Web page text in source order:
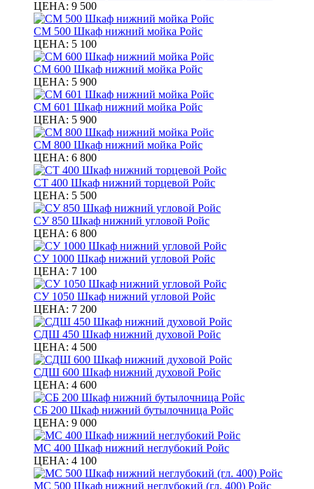
ЦЕНА: 9 500
СМ 500 Шкаф нижний мойка Ройс
ЦЕНА: 5 100
СМ 600 Шкаф нижний мойка Ройс
ЦЕНА: 5 900
СМ 601 Шкаф нижний мойка Ройс
ЦЕНА: 5 900
СМ 800 Шкаф нижний мойка Ройс
ЦЕНА: 6 800
СТ 400 Шкаф нижний торцевой Ройс
ЦЕНА: 5 500
СУ 850 Шкаф нижний угловой Ройс
ЦЕНА: 6 800
СУ 1000 Шкаф нижний угловой Ройс
ЦЕНА: 7 100
СУ 1050 Шкаф нижний угловой Ройс
ЦЕНА: 7 200
СДШ 450 Шкаф нижний духовой Ройс
ЦЕНА: 4 500
СДШ 600 Шкаф нижний духовой Ройс
ЦЕНА: 4 600
СБ 200 Шкаф нижний бутылочница Ройс
ЦЕНА: 9 000
МС 400 Шкаф нижний неглубокий Ройс
ЦЕНА: 4 100
МС 500 Шкаф нижний неглубокий (гл. 400) Ройс